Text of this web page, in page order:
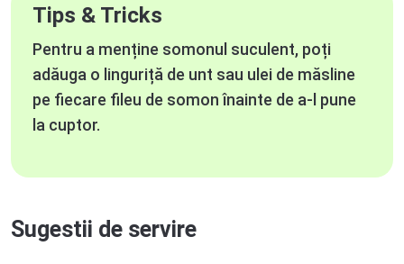
Tips & Tricks
Pentru a menține somonul suculent, poți
adăuga o linguriță de unt sau ulei de măsline
pe fiecare fileu de somon înainte de a-l pune
la cuptor.
Sugestii de servire